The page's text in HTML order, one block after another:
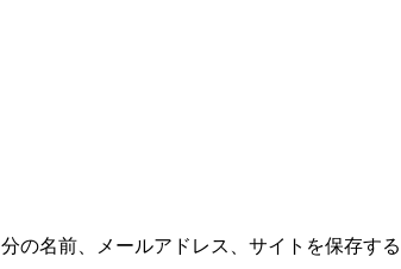
の名前、メールアドレス、サイトを保存する